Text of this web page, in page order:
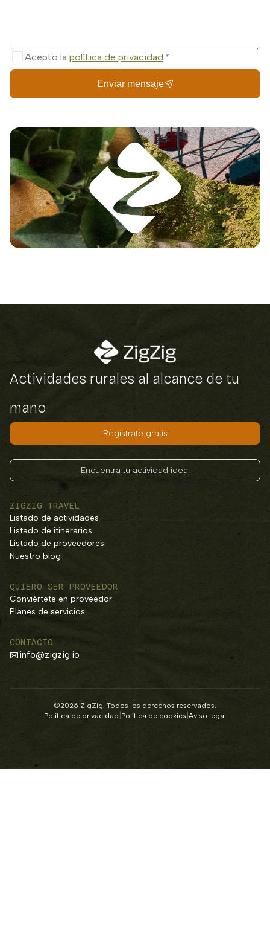
Acepto la política de privacidad
Enviar mensaje
Actividades rurales al alcance de tu
mano
Regístrate gratis
Encuentra tu actividad ideal
ZIGZIG TRAVEL
Listado de actividades
Listado de itinerarios
Listado de proveedores
Nuestro blog
QUIERO SER PROVEEDOR
Conviértete en proveedor
Planes de servicios
CONTACTO
info@zigzig.io
©2026 ZigZig. Todos los derechos reservados.
Política de privacidad Política de cookies Aviso legal